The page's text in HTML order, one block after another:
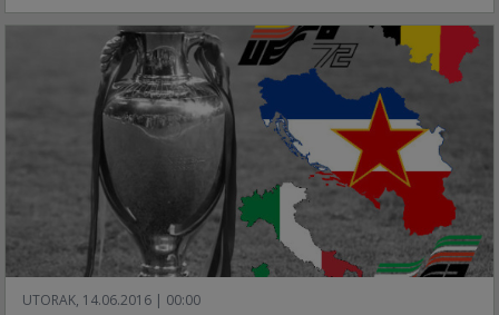
UTORAK, 14.06.2016 | 00:00